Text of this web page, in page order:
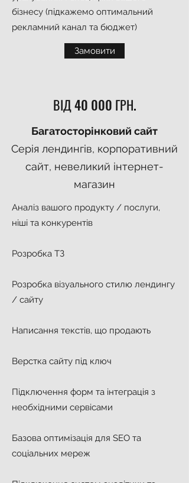
бізнесу (підкажемо оптимальний
рекламний канал та бюджет)
Замовити
ВІД 40 000 ГРН.
Багатосторінковий сайт
Серія лендингів, корпоративний
сайт, невеликий інтернет-
магазин
Аналіз вашого продукту / послуги,
ніші та конкурентів
Розробка ТЗ
Розробка візуального стилю лендингу
/ сайту
Написання текстів, що продають
Верстка сайту під ключ
Підключення форм та інтеграція з
необхідними сервісами
Базова оптимізація для SEO та
соціальних мереж